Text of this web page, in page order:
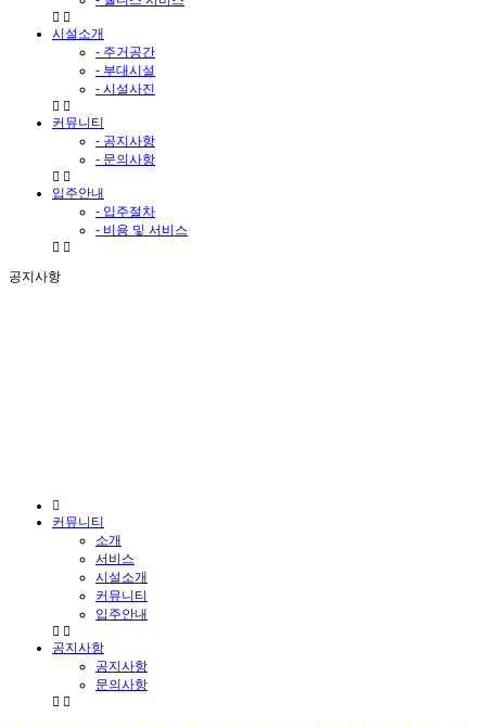
시설소개
- 주거공간
- 부대시설
- 시설사진
커뮤니티
- 공지사항
- 문의사항
입주안내
- 입주절차
- 비용 및 서비스
공지사항
커뮤니티
소개
서비스
시설소개
커뮤니티
입주안내
공지사항
공지사항
문의사항